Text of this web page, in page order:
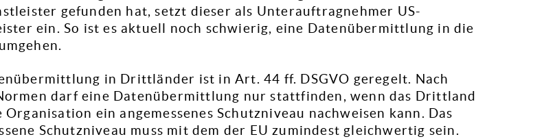
gefunden hat, setzt dieser als Unterauftragnehmer US-
ein. So ist es aktuell noch schwierig, eine Datenübermittlung in die
in Drittländer ist in Art. 44 ff. DSGVO geregelt. Nach
darf eine Datenübermittlung nur stattfinden, wenn das Drittland
Organisation ein angemessenes Schutzniveau nachweisen kann. Das
Schutzniveau muss mit dem der EU zumindest gleichwertig sein.